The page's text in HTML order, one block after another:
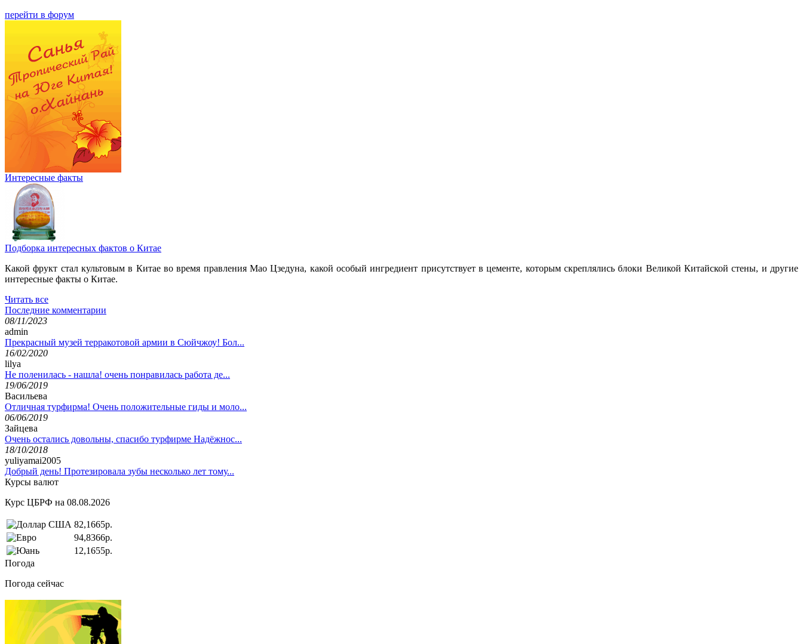
перейти в форум
Интересные факты
Подборка интересных фактов о Китае
Какой фрукт стал культовым в Китае во время правления Мао Цзедуна, какой особый ингредиент присутствует в цементе, которым скреплялись блоки Великой Китайской стены, и другие
интересные факты о Китае.
Читать все
Последние комментарии
08/11/2023
admin
Прекрасный музей терракотовой армии в Сюйчжоу! Бол...
16/02/2020
lilya
Не поленилась - нашла! очень понравилась работа де...
19/06/2019
Васильева
Отличная турфирма! Очень положительные гиды и моло...
06/06/2019
Зайцева
Очень остались довольны, спасибо турфирме Надёжнос...
18/10/2018
yuliyamai2005
Добрый день! Протезировала зубы несколько лет тому...
Курсы валют
Курс ЦБРФ на 08.08.2026
82,1665р.
94,8366р.
12,1655р.
Погода
Погода сейчас